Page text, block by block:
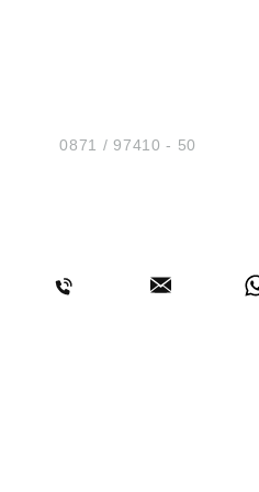
Tel.:0871 / 97410 - 50